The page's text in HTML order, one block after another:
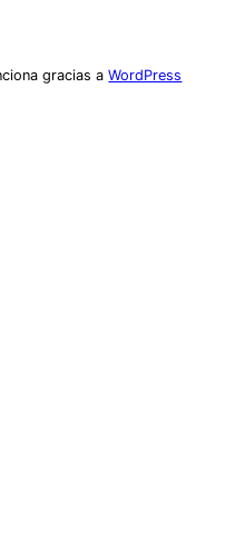
gracias aWordPress